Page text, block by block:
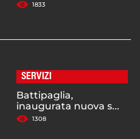
1833
SERVIZI
Battipaglia,
inaugurata nuova s...
1308